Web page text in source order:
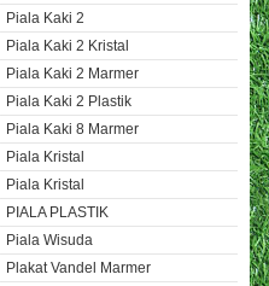
Piala Kaki 2
Piala Kaki 2 Kristal
Piala Kaki 2 Marmer
Piala Kaki 2 Plastik
Piala Kaki 8 Marmer
Piala Kristal
Piala Kristal
PIALA PLASTIK
Piala Wisuda
Plakat Vandel Marmer